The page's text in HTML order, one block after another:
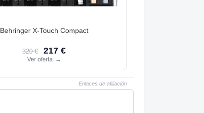
Behringer X-Touch Compact
320 € 217 €
Ver oferta →
Enlaces de afiliación